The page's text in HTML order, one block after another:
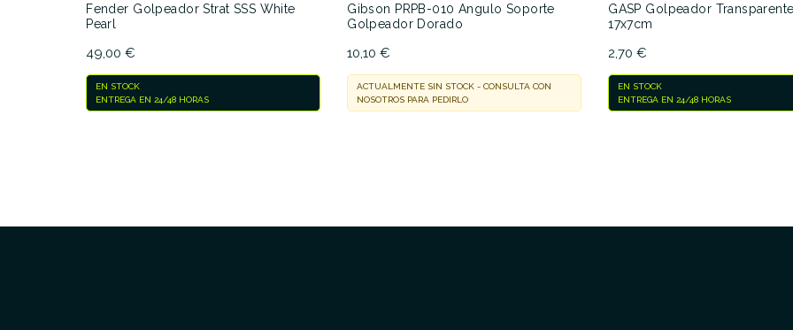
Fender Golpeador Strat SSS White
Pearl
49,00 €
EN STOCK
ENTREGA EN 24/48 HORAS
Gibson PRPB-010 Angulo Soporte
Golpeador Dorado
10,10 €
ACTUALMENTE SIN STOCK - CONSULTA CON
NOSOTROS PARA PEDIRLO
GASP Golpeador Transparente
17x7cm
2,70 €
EN STOCK
ENTREGA EN 24/48 HORAS